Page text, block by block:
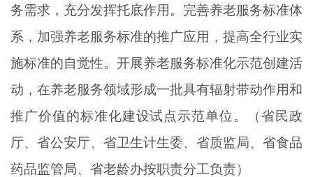
务需求，充分发挥托底作用。完善养老服务标准体
系，加强养老服务标准的推广应用，提高全行业实
施标准的自觉性。开展养老服务标准化示范创建活
动，在养老服务领域形成一批具有辐射带动作用和
推广价值的标准化建设试点示范单位。（省民政
厅、省公安厅、省卫生计生委、省质监局、省食品
药品监管局、省老龄办按职责分工负责）